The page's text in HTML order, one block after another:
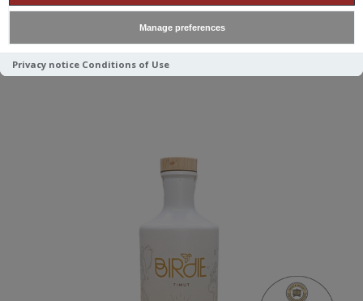
Manage preferences
Privacy notice Conditions of Use
GIN BIRDIE TIMUT